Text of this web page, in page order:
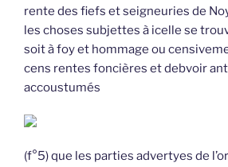
rente des fiefs et seigneuries de
les choses subjettes à icelle se
soit à foy et hommage ou
cens rentes foncières et debvoir
accoustumés
(f°5) que les parties advertyes de